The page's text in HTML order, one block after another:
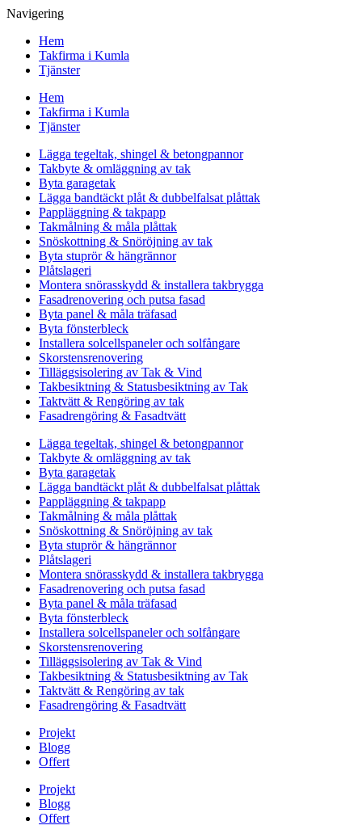
Navigering
Hem
Takfirma i Kumla
Tjänster
Hem
Takfirma i Kumla
Tjänster
Lägga tegeltak, shingel & betongpannor
Takbyte & omläggning av tak
Byta garagetak
Lägga bandtäckt plåt & dubbelfalsat plåttak
Pappläggning & takpapp
Takmålning & måla plåttak
Snöskottning & Snöröjning av tak
Byta stuprör & hängrännor
Plåtslageri
Montera snörasskydd & installera takbrygga
Fasadrenovering och putsa fasad
Byta panel & måla träfasad
Byta fönsterbleck
Installera solcellspaneler och solfångare
Skorstensrenovering
Tilläggsisolering av Tak & Vind
Takbesiktning & Statusbesiktning av Tak
Taktvätt & Rengöring av tak
Fasadrengöring & Fasadtvätt
Lägga tegeltak, shingel & betongpannor
Takbyte & omläggning av tak
Byta garagetak
Lägga bandtäckt plåt & dubbelfalsat plåttak
Pappläggning & takpapp
Takmålning & måla plåttak
Snöskottning & Snöröjning av tak
Byta stuprör & hängrännor
Plåtslageri
Montera snörasskydd & installera takbrygga
Fasadrenovering och putsa fasad
Byta panel & måla träfasad
Byta fönsterbleck
Installera solcellspaneler och solfångare
Skorstensrenovering
Tilläggsisolering av Tak & Vind
Takbesiktning & Statusbesiktning av Tak
Taktvätt & Rengöring av tak
Fasadrengöring & Fasadtvätt
Projekt
Blogg
Offert
Projekt
Blogg
Offert